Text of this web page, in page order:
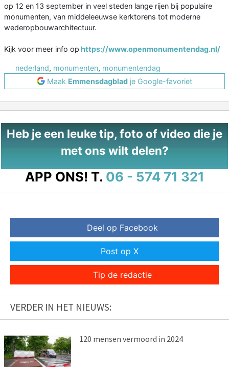
op 12 en 13 september in veel steden lange rijen bij populaire
monumenten, van middeleeuwse kerktorens tot moderne
wederopbouwarchitectuur.
Kijk voor meer info op https://www.openmonumentendag.nl/
nederland, monumenten, monumentendag
Maak Emmensdagblad je Google-favoriet
Heb je een leuke tip, foto of video die je
met ons wilt delen?
APP ONS! T. 06 - 574 71 321
Deel op Facebook
Post op X
Tip de redactie
VERDER IN HET NIEUWS:
120 mensen vermoord in 2024